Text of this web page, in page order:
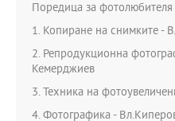
Поредица за фотолюбителя
1. Копиране на снимките -
2. Репродукционна
Кемерджиев
3. Техника на
4. Фотографика -